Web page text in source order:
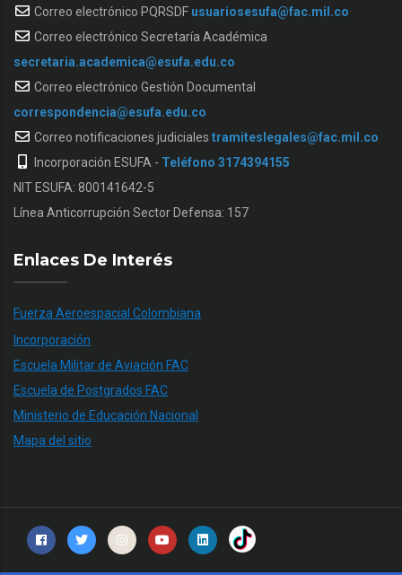
Correo electrónico PQRSDF usuariosesufa@fac.mil.co
Correo electrónico Secretaría Académica
secretaria.academica@esufa.edu.co
Correo electrónico Gestión Documental
correspondencia@esufa.edu.co
Correo notificaciones judiciales tramiteslegales@fac.mil.co
Incorporación ESUFA - Teléfono 3174394155
NIT ESUFA: 800141642-5
Línea Anticorrupción Sector Defensa: 157
Enlaces De Interés
Fuerza Aeroespacial Colombiana
Incorporación
Escuela Militar de Aviación FAC
Escuela de Postgrados FAC
Ministerio de Educación Nacional
Mapa del sitio